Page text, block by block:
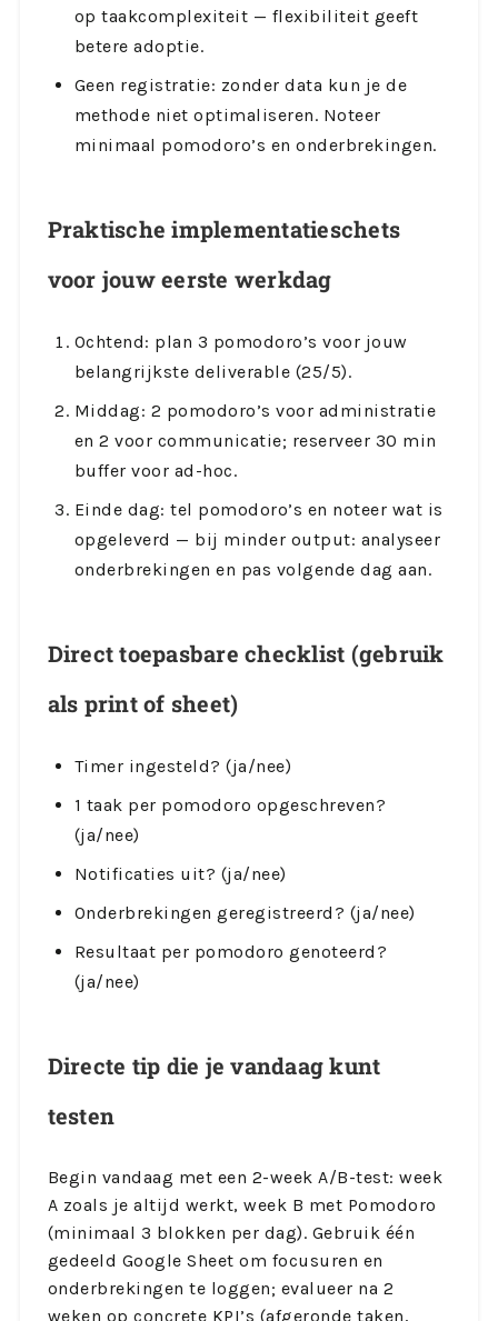
op taakcomplexiteit — flexibiliteit geeft
betere adoptie.
Geen registratie: zonder data kun je de
methode niet optimaliseren. Noteer
minimaal pomodoro’s en onderbrekingen.
Praktische implementatieschets
voor jouw eerste werkdag
Ochtend: plan 3 pomodoro’s voor jouw
belangrijkste deliverable (25/5).
Middag: 2 pomodoro’s voor administratie
en 2 voor communicatie; reserveer 30 min
buffer voor ad-hoc.
Einde dag: tel pomodoro’s en noteer wat is
opgeleverd — bij minder output: analyseer
onderbrekingen en pas volgende dag aan.
Direct toepasbare checklist (gebruik
als print of sheet)
Timer ingesteld? (ja/nee)
1 taak per pomodoro opgeschreven?
(ja/nee)
Notificaties uit? (ja/nee)
Onderbrekingen geregistreerd? (ja/nee)
Resultaat per pomodoro genoteerd?
(ja/nee)
Directe tip die je vandaag kunt
testen
Begin vandaag met een 2-week A/B-test: week
A zoals je altijd werkt, week B met Pomodoro
(minimaal 3 blokken per dag). Gebruik één
gedeeld Google Sheet om focusuren en
onderbrekingen te loggen; evalueer na 2
weken op concrete KPI’s (afgeronde taken,